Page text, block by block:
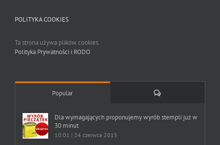
POLITYKA COOKIES
Ta strona używa plików cookies.
Polityka Prywatności i RODO
Popular Comments
Dla wymagających proponujemy wyrób stempli już w
30 minut
10:01 | 24 czerwca 2015